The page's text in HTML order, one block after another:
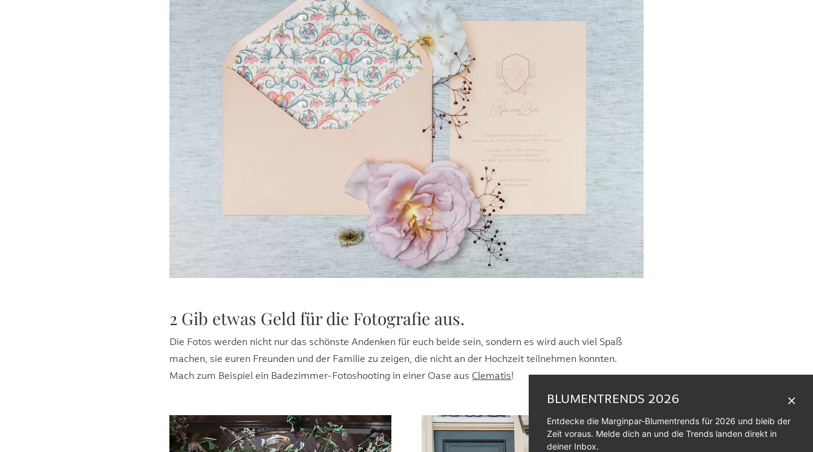
2 Gib etwas Geld für die Fotografie aus.
Die Fotos werden nicht nur das schönste Andenken für euch beide sein, sondern es wird auch viel Spaß
machen, sie euren Freunden und der Familie zu zeigen, die nicht an der Hochzeit teilnehmen konnten.
Mach zum Beispiel ein Badezimmer-Fotoshooting in einer Oase aus Clematis!
BLUMENTRENDS 2026
Entdecke die Marginpar-Blumentrends für 2026 und bleib der
Zeit voraus. Melde dich an und die Trends landen direkt in
deiner Inbox.